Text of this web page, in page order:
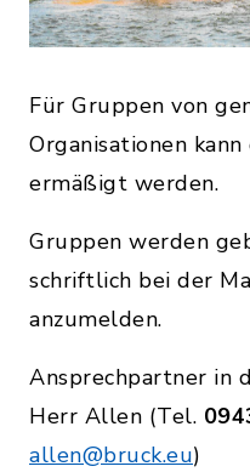
Für Gruppen von
Organisationen
ermäßigt werden.
Gruppen werden
schriftlich bei der
anzumelden.
Ansprechpartner in
Herr Allen (Tel.
allen@bruck.eu)